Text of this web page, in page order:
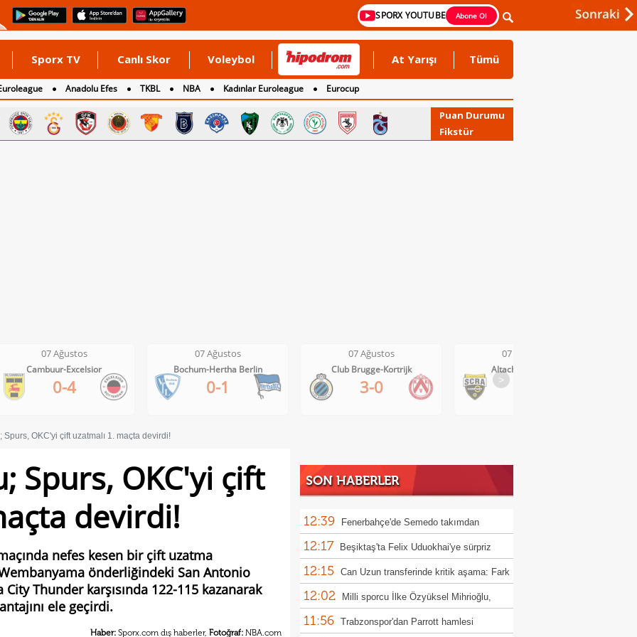
SPORX YOUTUBE Abone Ol
Sporx TV Canlı Skor Voleybol At Yarışı Tümü
Anadolu Efes TKBL NBA Kadınlar Euroleague Eurocup
Puan Durumu
Fikstür
07 Ağustos
Cambuur-Excelsior
0-4
07 Ağustos
Bochum-Hertha Berlin
0-1
07 Ağustos
Club Brugge-Kortrijk
3-0
07 Ağustos
Altach-WSG Tirol
>
Spurs, OKC'yi çift uzatmalı 1. maçta devirdi!
Spurs, OKC'yi çift
devirdi!
nefes kesen bir çift uzatma
önderliğindeki San Antonio
Thunder karşısında 122-115 kazanarak
ele geçirdi.
Haber: Sporx.com dış haberler, Fotoğraf: NBA.com
SON HABERLER
12:39 Fenerbahçe'de Semedo takımdan
ayrılabilir! İşte nedeni
12:17 Beşiktaş'ta Felix Uduokhai'ye sürpriz
talip!
12:15 Can Uzun transferinde kritik aşama: Fark
5 milyon euro
12:02 Milli sporcu İlke Özyüksel Mihrioğlu,
Avrupa şampiyonu oldu
11:56 Trabzonspor'dan Parrott hamlesi